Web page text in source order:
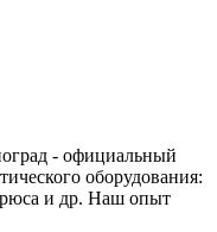
- официальный
оборудования:
и др. Наш опыт